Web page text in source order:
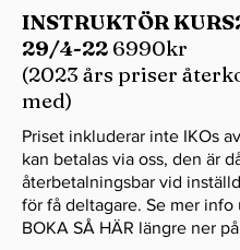
INSTRUKTÖR
29/4-22 6990kr
(2023 års priser
med)
Priset inkluderar inte IKOs
kan betalas via oss, den är
återbetalningsbar vid
för få deltagare. Se mer info
BOKA SÅ HÄR längre ner